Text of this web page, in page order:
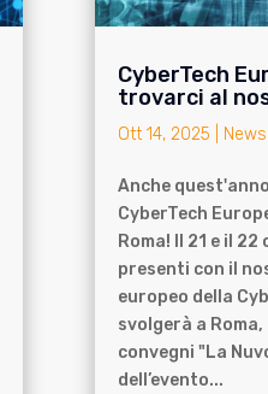
CyberTech
trovarci al
Ott 14, 2025 News
Anche
CyberTech
Roma! Il 21 e il
presenti con il
europeo della
svolgerà a
convegni "La
dell’evento...